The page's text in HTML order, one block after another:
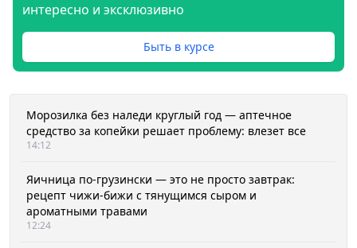
интересно и эксклюзивно
Быть в курсе
Морозилка без наледи круглый год — аптечное
средство за копейки решает проблему: влезет все
14:12
Яичница по-грузински — это не просто завтрак:
рецепт чижи-бижи с тянущимся сыром и
ароматными травами
12:24